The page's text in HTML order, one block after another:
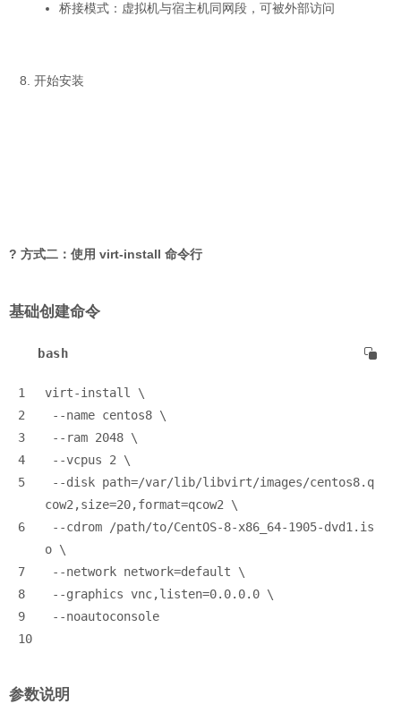
桥接模式：虚拟机与宿主机同网段，可被外部访问
开始安装
? 方式二：使用 virt-install 命令行
基础创建命令
bash
1
virt-install \
2
--name centos8 \
3
--ram 2048 \
4
--vcpus 2 \
5
cow2,size=20,format=qcow2 \
6
o \
7
--network network=default \
8
--graphics vnc,listen=0.0.0.0 \
9
--noautoconsole
10
参数说明